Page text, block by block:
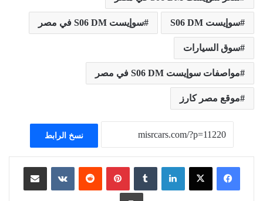
سوإيست S06 DM سوإيست S06 DM في مصر
سوق السيارات
مواصفات سوإيست S06 DM في مصر
موقع مصر كارز
نسخ الرابط
لينكدإن ‏Tumblr بينتيريست
‏Reddit
‏VKontakte مشاركة عبر البريد
طباعة